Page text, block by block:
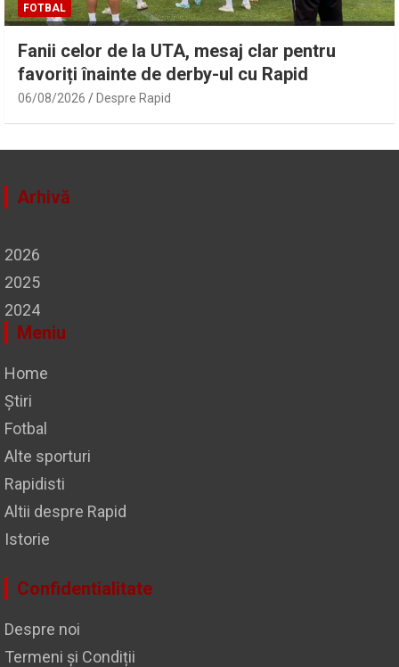
FOTBAL
Fanii celor de la UTA, mesaj clar pentru
favoriți înainte de derby-ul cu Rapid
06/08/2026 Despre Rapid
Arhivă
2026
2025
2024
Meniu
Home
Știri
Fotbal
Alte sporturi
Rapidisti
Altii despre Rapid
Istorie
Confidentialitate
Despre noi
Termeni și Condiții